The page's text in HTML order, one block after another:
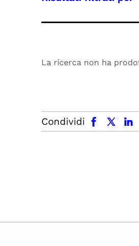
La ricerca non ha
Condividi
facebook x.com linkedin